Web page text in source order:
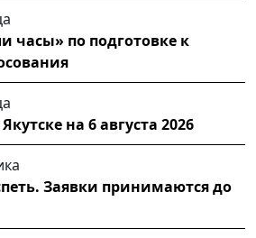
часы» по подготовке к
на 6 августа 2026
Заявки принимаются до